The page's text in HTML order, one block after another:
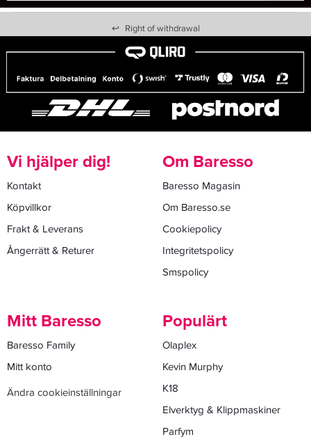
↩ Right of withdrawal
Vi hjälper dig!
Kontakt
Köpvillkor
Frakt & Leverans
Ångerrätt & Returer
Om Baresso
Baresso Magasin
Om Baresso.se
Cookiepolicy
Integritetspolicy
Smspolicy
Mitt Baresso
Baresso Family
Mitt konto
Ändra cookieinställningar
Populärt
Olaplex
Kevin Murphy
K18
Elverktyg & Klippmaskiner
Parfym